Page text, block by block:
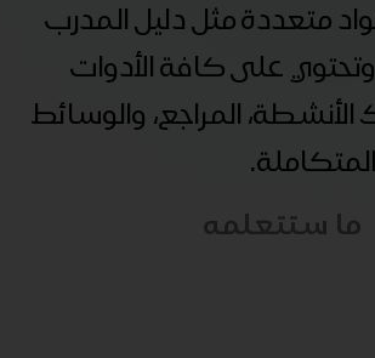
متعددة مثل دليل المدرب
وتحتوي على كافة الأدوات
الأنشطة، المراجع، والوسائط
ما ستتعلمه